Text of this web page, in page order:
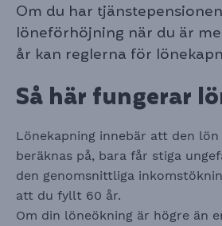
Om du har
löneförhöjning när du är
år kan reglerna för
Så här fungerar
Lönekapning innebär att den lön
beräknas på, bara får stiga
den genomsnittliga
att du fyllt 60 år.
Om din löneökning är högre än